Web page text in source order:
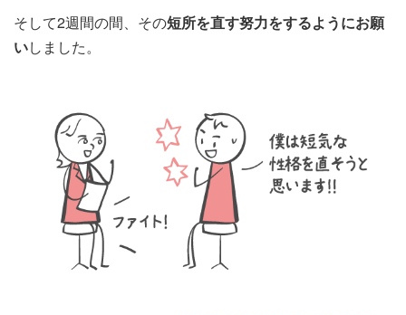
そして2週間の間、その短所を直す努力をするようにお願
いしました。